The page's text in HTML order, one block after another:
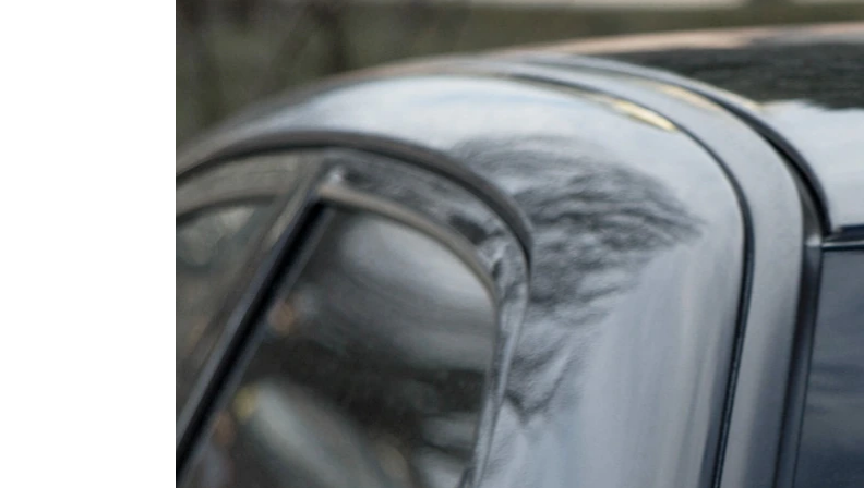
УКРАИНСКАЯ ПРОБЛЕМА КРЫМА